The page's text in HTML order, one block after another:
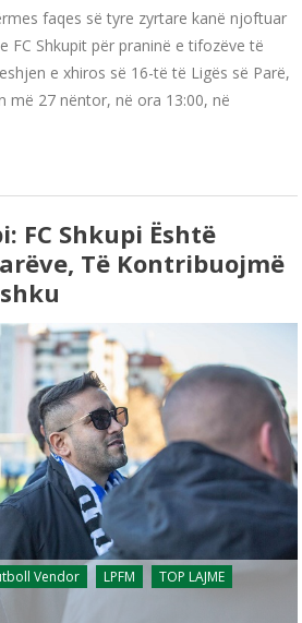
faqes së tyre zyrtare kanë njoftuar
FC Shkupit për praninë e tifozëve të
e xhiros së 16-të të Ligës së Parë,
më 27 nëntor, në ora 13:00, në
FC Shkupi Është
Të Kontribuojmë
Vendor LPFM TOP LAJME